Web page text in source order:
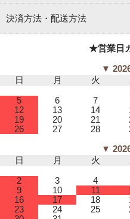
決済方法・配送方法
★営業日
▼
日
月 火
5
6 7
12
13 14
19
20 21
26
27 28
▼
日
月 火
2
3 4
9
10 11
16
17 18
23
24 25